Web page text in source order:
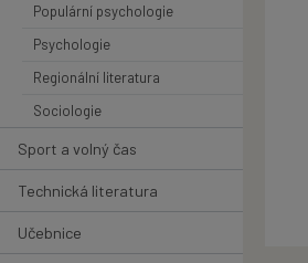
Populární psychologie
Psychologie
Regionální literatura
Sociologie
Sport a volný čas
Technická literatura
Učebnice